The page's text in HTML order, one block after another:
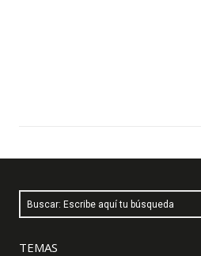
Buscar: Escribe aquí tu búsqueda
TEMAS